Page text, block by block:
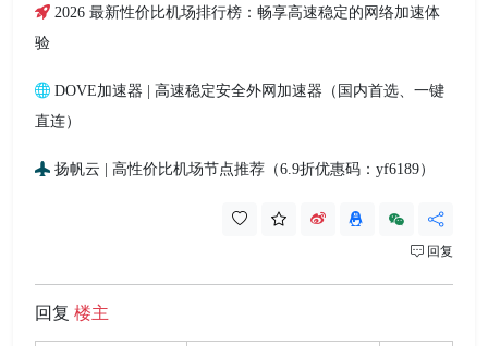
2026 最新性价比机场排行榜：畅享高速稳定的网络加速体
验
DOVE加速器 | 高速稳定安全外网加速器（国内首选、一键
直连）
扬帆云 | 高性价比机场节点推荐（6.9折优惠码：yf6189）
回复
回复 楼主